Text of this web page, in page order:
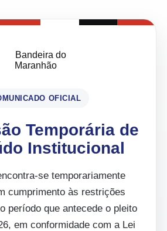
OFICIAL
Temporária de
Institucional
se temporariamente
cumprimento às restrições
período que antecede o pleito
em conformidade com a Lei